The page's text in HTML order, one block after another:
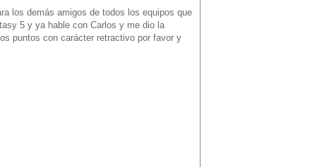
los demás amigos de todos los equipos que
5 y ya hable con Carlos y me dio la
puntos con carácter retractivo por favor y